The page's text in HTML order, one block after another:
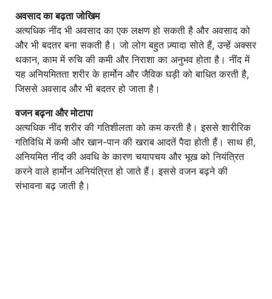
अवसाद का बढ़ता जोखिम
अत्यधिक नींद भी अवसाद का एक लक्षण हो सकती है और अवसाद को
और भी बदतर बना सकती है। जो लोग बहुत ज़्यादा सोते हैं, उन्हें अक्सर
थकान, काम में रुचि की कमी और निराशा का अनुभव होता है। नींद में
यह अनियमितता शरीर के हार्मोन और जैविक घड़ी को बाधित करती है,
जिससे अवसाद और भी बदतर हो जाता है।
वजन बढ़ना और मोटापा
अत्यधिक नींद शरीर की गतिशीलता को कम करती है। इससे शारीरिक
गतिविधि में कमी और खान-पान की खराब आदतें पैदा होती हैं। साथ ही,
अनियमित नींद की अवधि के कारण चयापचय और भूख को नियंत्रित
करने वाले हार्मोन अनियंत्रित हो जाते हैं। इससे वजन बढ़ने की
संभावना बढ़ जाती है।